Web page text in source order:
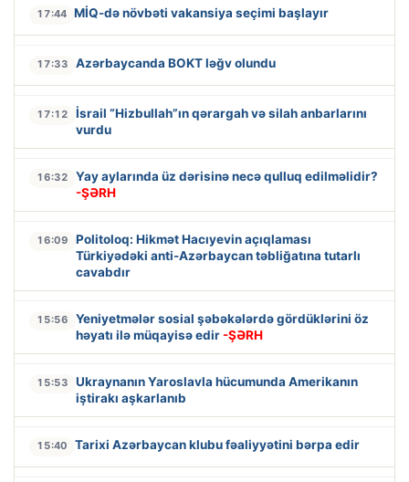
17:44 MİQ-də növbəti vakansiya seçimi başlayır
17:33 Azərbaycanda BOKT ləğv olundu
17:12
İsrail “Hizbullah”ın qərargah və silah anbarlarını
vurdu
16:32
Yay aylarında üz dərisinə necə qulluq edilməlidir?
-ŞƏRH
16:09
Politoloq: Hikmət Hacıyevin açıqlaması
Türkiyədəki anti-Azərbaycan təbliğatına tutarlı
cavabdır
15:56
Yeniyetmələr sosial şəbəkələrdə gördüklərini öz
həyatı ilə müqayisə edir -ŞƏRH
15:53
Ukraynanın Yaroslavla hücumunda Amerikanın
iştirakı aşkarlanıb
15:40 Tarixi Azərbaycan klubu fəaliyyətini bərpa edir